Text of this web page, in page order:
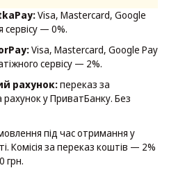
Visa, Mastercard, Google
сервісу — 0%.
Visa, Mastercard, Google Pay
сервісу — 2%.
рахунок:переказ за
рахунок у ПриватБанку. Без
під час отримання у
Комісія за переказ коштів — 2%
грн.